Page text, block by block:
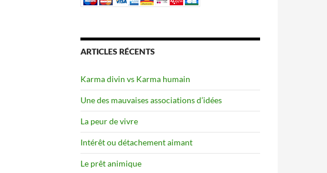
ARTICLES RÉCENTS
Karma divin vs Karma humain
Une des mauvaises associations d’idées
La peur de vivre
Intérêt ou détachement aimant
Le prêt animique